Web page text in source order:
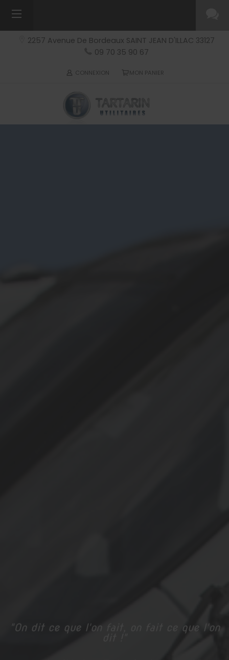
2257 Avenue De Bordeaux SAINT JEAN D'ILLAC 33127
09 70 35 90 67
CONNEXION MON PANIER
"On dit ce que l'on fait, on fait ce que l'on